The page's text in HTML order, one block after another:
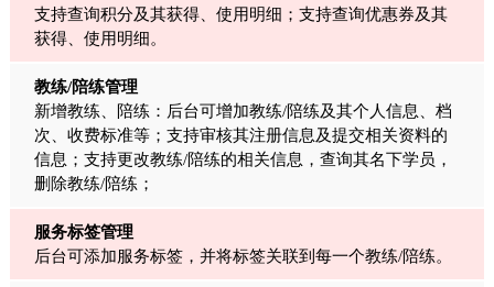
支持查询积分及其获得、使用明细；支持查询优惠券及其
获得、使用明细。
教练/陪练管理
新增教练、陪练：后台可增加教练/陪练及其个人信息、档
次、收费标准等；支持审核其注册信息及提交相关资料的
信息；支持更改教练/陪练的相关信息，查询其名下学员，
删除教练/陪练；
服务标签管理
后台可添加服务标签，并将标签关联到每一个教练/陪练。